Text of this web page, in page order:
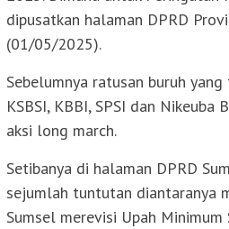
dipusatkan halaman DPRD
(01/05/2025).
Sebelumnya ratusan buruh
KSBSI, KBBI, SPSI dan Nikeuba
aksi long march.
Setibanya di halaman DPRD
sejumlah tuntutan diantaranya
Sumsel merevisi Upah